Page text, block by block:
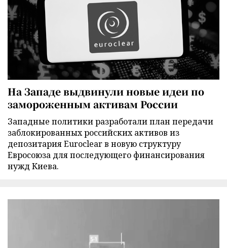
На Западе выдвинули новые идеи по
замороженным активам России
Западные политики разработали план передачи
заблокированных российских активов из
депозитария Euroclear в новую структуру
Евросоюза для последующего финансирования
нужд Киева.